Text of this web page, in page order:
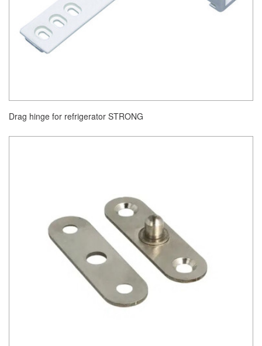
Drag hinge for refrigerator STRONG